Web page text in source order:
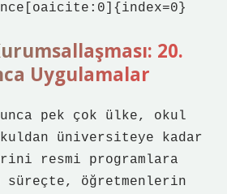
20.
Uygulamalar
pek çok ülke, okul
üniversiteye kadar
resmi programlara
öğretmenlerin